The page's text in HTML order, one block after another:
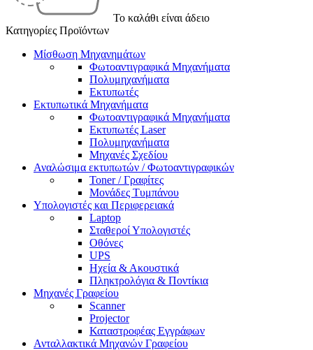
Το καλάθι είναι άδειο
Κατηγορίες Προϊόντων
Μίσθωση Μηχανημάτων
Φωτοαντιγραφικά Μηχανήματα
Πολυμηχανήματα
Εκτυπωτές
Εκτυπωτικά Μηχανήματα
Φωτοαντιγραφικά Μηχανήματα
Εκτυπωτές Laser
Πολυμηχανήματα
Μηχανές Σχεδίου
Αναλώσιμα εκτυπωτών / Φωτοαντιγραφικών
Toner / Γραφίτες
Μονάδες Τυμπάνου
Υπολογιστές και Περιφερειακά
Laptop
Σταθεροί Υπολογιστές
Οθόνες
UPS
Ηχεία & Ακουστικά
Πληκτρολόγια & Ποντίκια
Μηχανές Γραφείου
Scanner
Projector
Καταστροφέας Εγγράφων
Ανταλλακτικά Μηχανών Γραφείου